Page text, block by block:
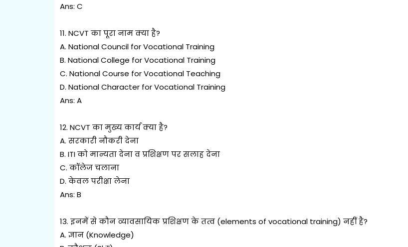
Ans: C
11. NCVT का पूरा नाम क्या है?
A. National Council for Vocational Training
B. National College for Vocational Training
C. National Course for Vocational Teaching
D. National Character for Vocational Training
Ans: A
12. NCVT का मुख्य कार्य क्या है?
A. सरकारी नौकरी देना
B. ITI को मान्यता देना व प्रशिक्षण पर सलाह देना
C. कॉलेज चलाना
D. केवल परीक्षा लेना
Ans: B
13. इनमें से कौन व्यावसायिक प्रशिक्षण के तत्व (elements of vocational training) नहीं है?
A. ज्ञान (Knowledge)